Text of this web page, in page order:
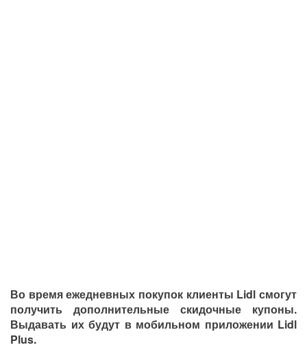
Во время ежедневных покупок клиенты Lidl смогут
получить дополнительные скидочные купоны.
Выдавать их будут в мобильном приложении Lidl
Plus.